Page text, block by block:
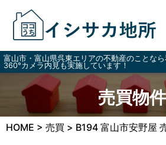
富山市・富山県呉東エリアの不動産のことな
360°カメラ内見も実施しています！
売買物件
HOME > 売買 > B194 富山市安野屋